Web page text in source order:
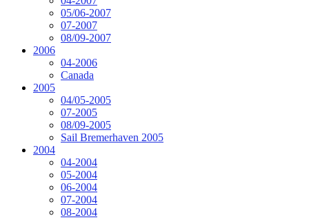
05/06-2007
07-2007
08/09-2007
2006
04-2006
Canada
2005
04/05-2005
07-2005
08/09-2005
Sail Bremerhaven 2005
2004
04-2004
05-2004
06-2004
07-2004
08-2004